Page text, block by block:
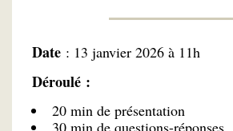
Date : 13 janvier 2026 à 11h
Déroulé :
20 min de présentation